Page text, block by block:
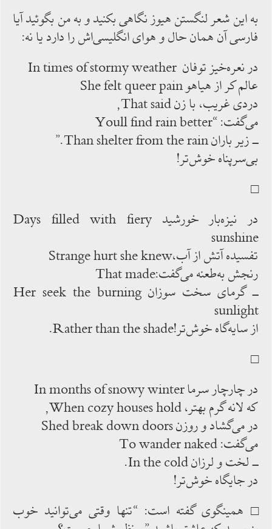
به‌ این شعر لنگستن ‌هیوز نگاهی‌ بکنید و به ‌من بگوئید آیا
فارسی ‌آن همان ‌حال و هوای انگلیسی‌اش ‌را دارد یا نه:
در نعره‌خیز توفان In times of stormy weather
عالم کر از هیاهو She felt queer pain
دردی غریب، با زن That said,
می‌گفت: “Youll find rain better
ــ زیر باران Than shelter from the rain.”
بی‌سرپناه خوش‌تر!
□
در نیزه‌بار خورشید Days filled with fiery
sunshine
تفسیده آتش از آب،Strange hurt she knew
رنجش به‌طعنه می‌گفت:That made
ــ گرمای سخت سوزان Her seek the burning
sunlight
از سایه‌گاه خوش‌تر!Rather than the shade.
□
در چارچار سرما In months of snowy winter
که لانه گرم بهتر، When cozy houses hold,
در می‌گشاد و روزن Shed break down doors
می‌گفت: To wander naked
ــ لخت و لرزان In the cold.
در جایگاه خوش‌تر!
□ همینگوی گفته ‌است: “تنها وقتی می‌توانید خوب